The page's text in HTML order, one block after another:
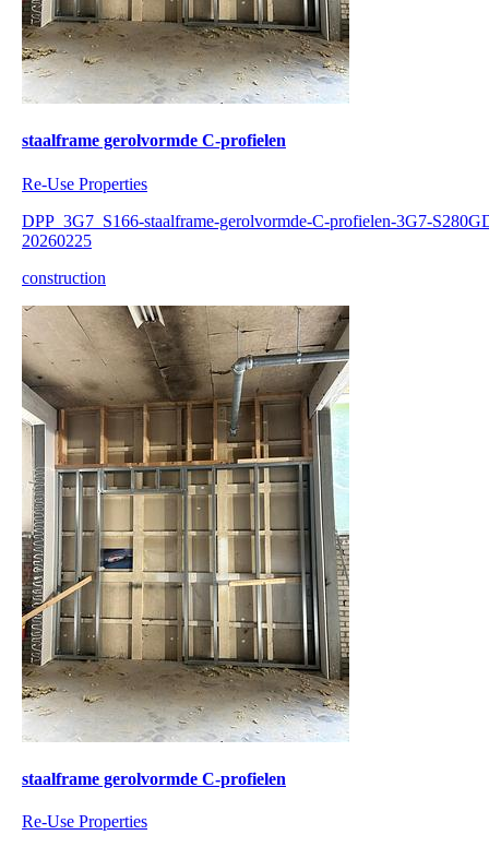
staalframe gerolvormde C-profielen
Re-Use Properties
DPP_3G7_S166-staalframe-gerolvormde-C-profielen-3G7-
20260225
construction
staalframe gerolvormde C-profielen
Re-Use Properties